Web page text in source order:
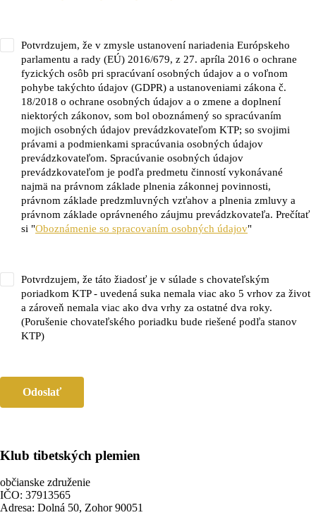
Potvrdzujem, že v zmysle ustanovení nariadenia Európskeho
parlamentu a rady (EÚ) 2016/679, z 27. apríla 2016 o ochrane
fyzických osôb pri spracúvaní osobných údajov a o voľnom
pohybe takýchto údajov (GDPR) a ustanoveniami zákona č.
18/2018 o ochrane osobných údajov a o zmene a doplnení
niektorých zákonov, som bol oboznámený so spracúvaním
mojich osobných údajov prevádzkovateľom KTP; so svojimi
právami a podmienkami spracúvania osobných údajov
prevádzkovateľom. Spracúvanie osobných údajov
prevádzkovateľom je podľa predmetu činností vykonávané
najmä na právnom základe plnenia zákonnej povinnosti,
právnom základe predzmluvných vzťahov a plnenia zmluvy a
právnom základe oprávneného záujmu prevádzkovateľa. Prečítať
si "Oboznámenie so spracovaním osobných údajov"
Potvrdzujem, že táto žiadosť je v súlade s chovateľským
poriadkom KTP - uvedená suka nemala viac ako 5 vrhov za život
a zároveň nemala viac ako dva vrhy za ostatné dva roky.
(Porušenie chovateľského poriadku bude riešené podľa stanov
KTP)
Odoslať
Klub tibetských plemien
občianske združenie
IČO: 37913565
Adresa: Dolná 50, Zohor 90051